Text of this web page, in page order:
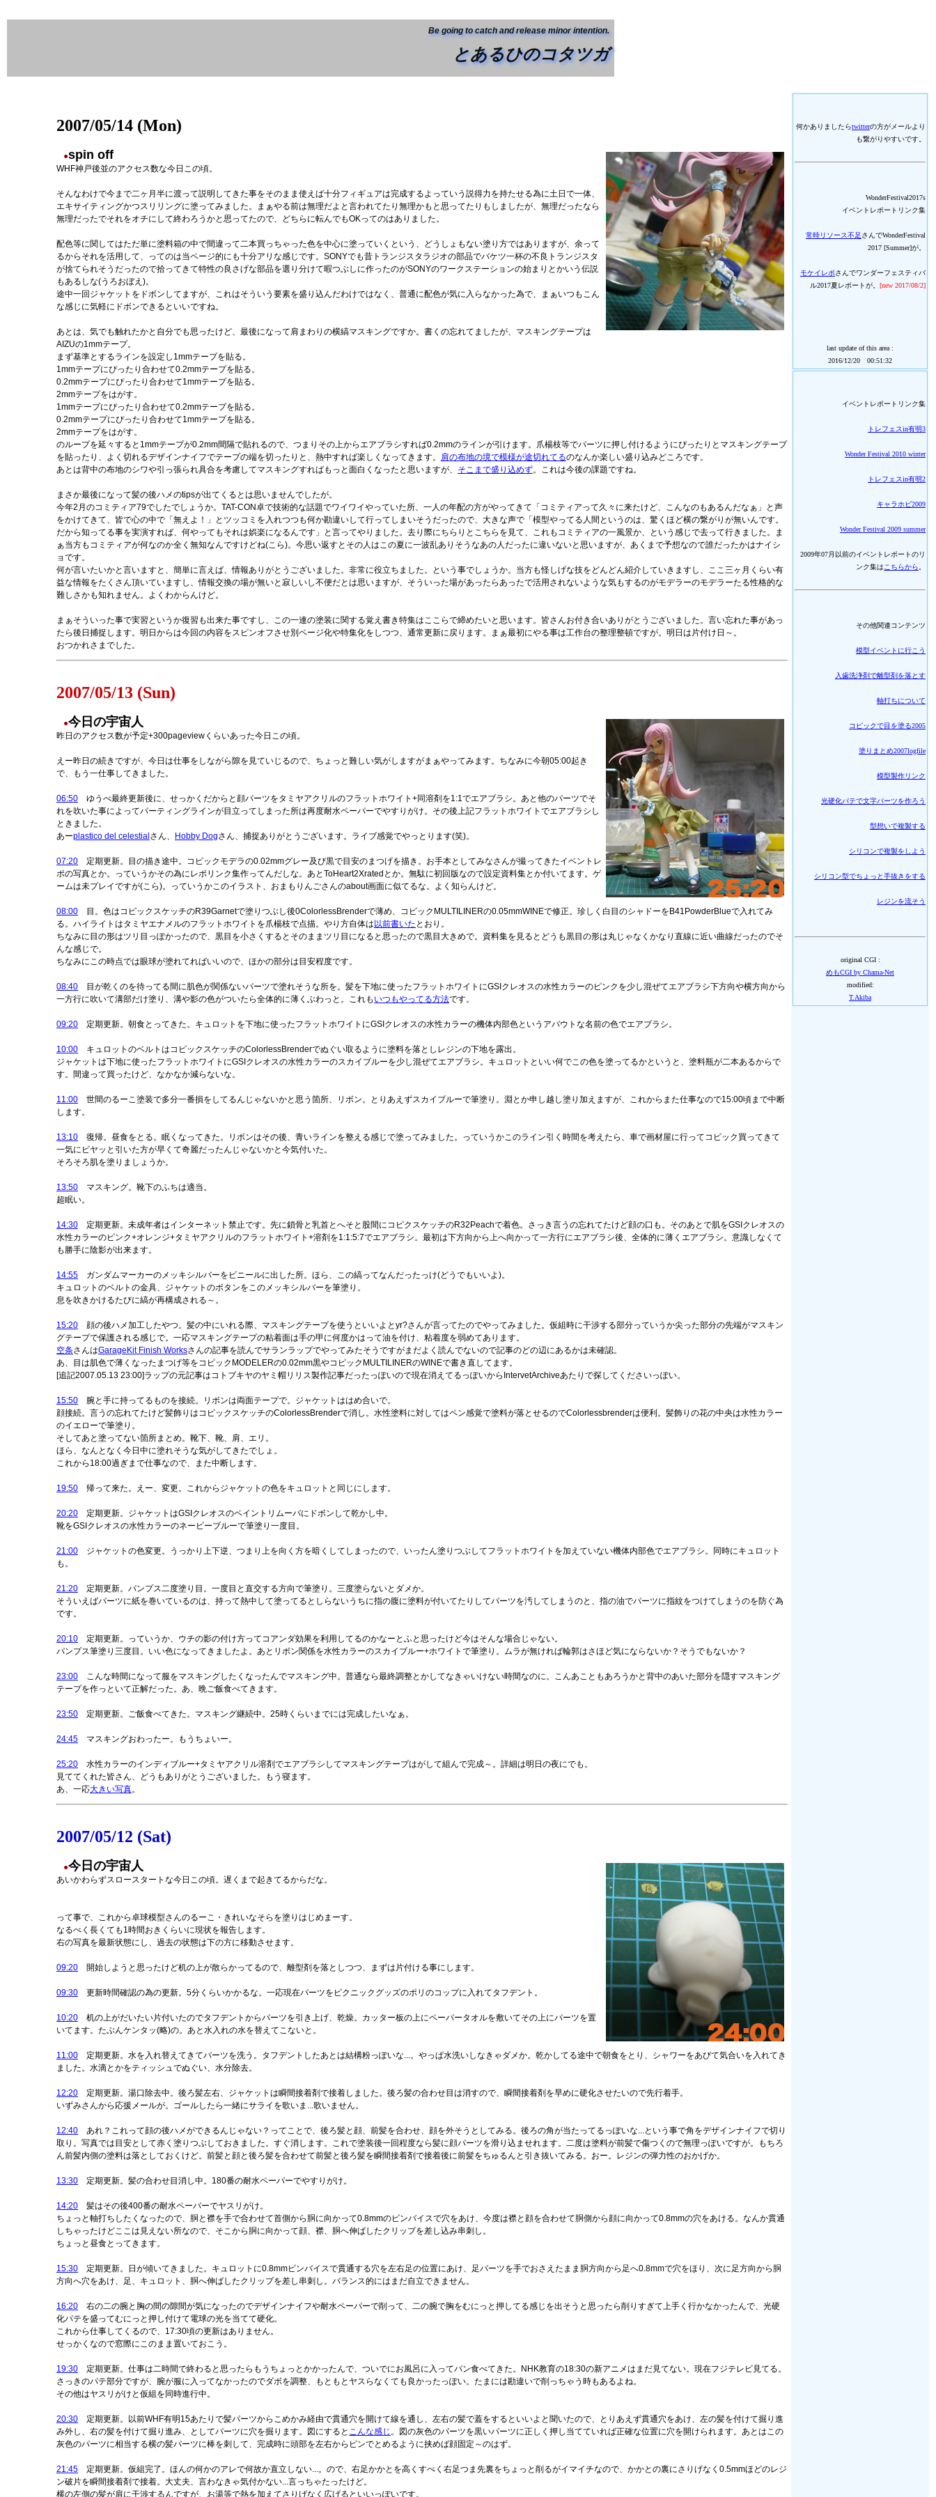
Be going to catch and release minor intention.
とあるひのコタツガ
2007/05/14 (Mon)
●spin off
WHF神戸後並のアクセス数な今日この頃。
そんなわけで今まで二ヶ月半に渡って説明してきた事をそのまま使えば十分フィギュアは完成するよっていう説得力を持たせる為に土日で一体、
エキサイティングかつスリリングに塗ってみました。まぁやる前は無理だよと言われてたり無理かもと思ってたりもしましたが、無理だったなら
無理だったでそれをオチにして終わろうかと思ってたので、どちらに転んでもOKってのはありました。
配色等に関してはただ単に塗料箱の中で間違って二本買っちゃった色を中心に塗っていくという、どうしょもない塗り方ではありますが、余って
るからそれを活用して、ってのは当ページ的にも十分アリな感じです。SONYでも昔トランジスタラジオの部品でバケツ一杯の不良トランジスタ
が捨てられそうだったので拾ってきて特性の良さげな部品を選り分けて暇つぶしに作ったのがSONYのワークステーションの始まりとかいう伝説
もあるしな(うろおぼえ)。
途中一回ジャケットをドボンしてますが、これはそういう要素を盛り込んだわけではなく、普通に配色が気に入らなかった為で、まぁいつもこん
な感じに気軽にドボンできるといいですね。
あとは、気でも触れたかと自分でも思ったけど、最後になって肩まわりの横縞マスキングですか。書くの忘れてましたが、マスキングテープは
AIZUの1mmテープ。
まず基準とするラインを設定し1mmテープを貼る。
1mmテープにぴったり合わせて0.2mmテープを貼る。
0.2mmテープにぴったり合わせて1mmテープを貼る。
2mmテープをはがす。
1mmテープにぴったり合わせて0.2mmテープを貼る。
0.2mmテープにぴったり合わせて1mmテープを貼る。
2mmテープをはがす。
のループを延々すると1mmテープが0.2mm間隔で貼れるので、つまりその上からエアブラシすれば0.2mmのラインが引けます。爪楊枝等でパーツに押し付けるようにぴったりとマスキングテープ
を貼ったり、よく切れるデザインナイフでテープの端を切ったりと、熱中すれば楽しくなってきます。 肩の布地の境で模様が途切れてるのなんか楽しい盛り込みどころです。
あとは背中の布地のシワや引っ張られ具合を考慮してマスキングすればもっと面白くなったと思いますが、 そこまで盛り込めず。これは今後の課題ですね。
まさか最後になって髪の後ハメのtipsが出てくるとは思いませんでしたが。
今年2月のコミティア79でしたでしょうか。TAT-CON卓で技術的な話題でワイワイやっていた所、一人の年配の方がやってきて「コミティアって久々に来たけど、こんなのもあるんだなぁ」と声
をかけてきて、皆で心の中で「無えよ！」とツッコミを入れつつも何か勘違いして行ってしまいそうだったので、大きな声で「模型やってる人間というのは、驚くほど横の繋がりが無いんです。
だから知ってる事を実演すれば、何やってもそれは娯楽になるんです」と言ってやりました。去り際にちらりとこちらを見て、これもコミティアの一風景か、という感じで去って行きました。ま
ぁ当方もコミティアが何なのか全く無知なんですけどね(こら)。今思い返すとその人はこの夏に一波乱ありそうなあの人だったに違いないと思いますが、あくまで予想なので誰だったかはナイシ
ョです。
何が言いたいかと言いますと、簡単に言えば、情報ありがとうございました。非常に役立ちました。という事でしょうか。当方も怪しげな技をどんどん紹介していきますし、ここ三ヶ月くらい有
益な情報をたくさん頂いていますし、情報交換の場が無いと寂しいし不便だとは思いますが、そういった場があったらあったで活用されないような気もするのがモデラーのモデラーたる性格的な
難しさかも知れません。よくわからんけど。
まぁそういった事で実習というか復習も出来た事ですし、この一連の塗装に関する覚え書き特集はここらで締めたいと思います。皆さんお付き合いありがとうございました。言い忘れた事があっ
たら後日捕捉します。明日からは今回の内容をスピンオフさせ別ページ化や特集化をしつつ、通常更新に戻ります。まぁ最初にやる事は工作台の整理整頓ですが。明日は片付け日～。
おつかれさまでした。
2007/05/13 (Sun)
●今日の宇宙人
昨日のアクセス数が予定+300pageviewくらいあった今日この頃。
えー昨日の続きですが、今日は仕事をしながら隙を見ていじるので、ちょっと難しい気がしますがまぁやってみます。ちなみに今朝05:00起き
で、もう一仕事してきました。
06:50 ゆうべ最終更新後に、せっかくだからと顔パーツをタミヤアクリルのフラットホワイト+同溶剤を1:1でエアブラシ。あと他のパーツでそ
れを吹いた事によってパーティングラインが目立ってしまった所は再度耐水ペーパーでやすりがけ。その後上記フラットホワイトでエアブラシし
ときました。
あーplastico del celestial さん、 Hobby Dogさん、捕捉ありがとうございます。ライブ感覚でやっとります(笑)。
07:20 定期更新。目の描き途中。コピックモデラの0.02mmグレー及び黒で目安のまつげを描き。お手本としてみなさんが撮ってきたイベントレ
ポの写真とか。っていうかその為にレポリンク集作ってんだしな。あとToHeart2Xratedとか。無駄に初回版なので設定資料集とか付いてます。ゲ
ームは未プレイですが(こら)。っていうかこのイラスト、おまもりんごさんのabout画面に似てるな。よく知らんけど。
08:00 目。色はコピックスケッチのR39Garnetで塗りつぶし後0ColorlessBrenderで薄め、コピックMULTILINERの0.05mmWINEで修正。珍しく白目のシャドーをB41PowderBlueで入れてみ
る。ハイライトはタミヤエナメルのフラットホワイトを爪楊枝で点描。やり方自体は 以前書いた とおり。
ちなみに目の形はツリ目っぽかったので、黒目を小さくするとそのままツリ目になると思ったので黒目大きめで。資料集を見るとどうも黒目の形は丸じゃなくかなり直線に近い曲線だったのでそ
んな感じで。
ちなみにこの時点では眼球が塗れてればいいので、ほかの部分は目安程度です。
08:40 目が乾くのを待ってる間に肌色が関係ないパーツで塗れそうな所を。髪を下地に使ったフラットホワイトにGSIクレオスの水性カラーのピンクを少し混ぜてエアブラシ下方向や横方向から
一方行に吹いて溝部だけ塗り、溝や影の色がついたら全体的に薄くぶわっと。これも いつもやってる方法です。
09:20 定期更新。朝食とってきた。キュロットを下地に使ったフラットホワイトにGSIクレオスの水性カラーの機体内部色というアバウトな名前の色でエアブラシ。
10:00 キュロットのベルトはコピックスケッチのColorlessBrenderでぬぐい取るように塗料を落としレジンの下地を露出。
ジャケットは下地に使ったフラットホワイトにGSIクレオスの水性カラーのスカイブルーを少し混ぜてエアブラシ。キュロットといい何でこの色を塗ってるかというと、塗料瓶が二本あるからで
す。間違って買ったけど、なかなか減らないな。
11:00 世間のるーこ塗装で多分一番損をしてるんじゃないかと思う箇所、リボン。とりあえずスカイブルーで筆塗り。淵とか申し越し塗り加えますが、これからまた仕事なので15:00頃まで中断
します。
13:10 復帰。昼食をとる。眠くなってきた。リボンはその後、青いラインを整える感じで塗ってみました。っていうかこのライン引く時間を考えたら、車で画材屋に行ってコピック買ってきて
一気にビヤッと引いた方が早くて奇麗だったんじゃないかと今気付いた。
そろそろ肌を塗りましょうか。
13:50 マスキング。靴下のふちは適当。
超眠い。
14:30 定期更新。未成年者はインターネット禁止です。先に鎖骨と乳首とへそと股間にコピクスケッチのR32Peachで着色。さっき言うの忘れてたけど顔の口も。そのあとで肌をGSIクレオスの
水性カラーのピンク+オレンジ+タミヤアクリルのフラットホワイト+溶剤を1:1:5:7でエアブラシ。最初は下方向から上へ向かって一方行にエアブラシ後、全体的に薄くエアブラシ。意識しなくて
も勝手に陰影が出来ます。
14:55 ガンダムマーカーのメッキシルバーをビニールに出した所。ほら、この縞ってなんだったっけ(どうでもいいよ)。
キュロットのベルトの金具、ジャケットのボタンをこのメッキシルバーを筆塗り。
息を吹きかけるたびに縞が再構成される～。
15:20 顔の後ハメ加工したやつ。髪の中にいれる際、マスキングテープを使うといいよとyr?さんが言ってたのでやってみました。仮組時に干渉する部分っていうか尖った部分の先端がマスキン
グテープで保護される感じで。一応マスキングテープの粘着面は手の甲に何度かはって油を付け、粘着度を弱めてあります。
空条さんはGarageKit Finish Worksさんの記事を読んでサランラップでやってみたそうですがまだよく読んでないので記事のどの辺にあるかは未確認。
あ、目は肌色で薄くなったまつげ等をコピックMODELERの0.02mm黒やコピックMULTILINERのWINEで書き直してます。
[追記2007.05.13 23:00]ラップの元記事はコトブキヤのヤミ帽リリス製作記事だったっぽいので現在消えてるっぽいからIntervetArchiveあたりで探してくださいっぽい。
15:50 腕と手に持ってるものを接続。リボンは両面テープで。ジャケットははめ合いで。
顔接続。言うの忘れてたけど髪飾りはコピックスケッチのColorlessBrenderで消し。水性塗料に対してはペン感覚で塗料が落とせるのでColorlessbrenderは便利。髪飾りの花の中央は水性カラー
のイエローで筆塗り。
そしてあと塗ってない箇所まとめ。靴下、靴、肩、エリ。
ほら、なんとなく今日中に塗れそうな気がしてきたでしょ。
これから18:00過ぎまで仕事なので、また中断します。
19:50 帰って来た。えー、変更。これからジャケットの色をキュロットと同じにします。
20:20 定期更新。ジャケットはGSIクレオスのペイントリムーバにドボンして乾かし中。
靴をGSIクレオスの水性カラーのネービーブルーで筆塗り一度目。
21:00 ジャケットの色変更。うっかり上下逆、つまり上を向く方を暗くしてしまったので、いったん塗りつぶしてフラットホワイトを加えていない機体内部色でエアブラシ。同時にキュロット
も。
21:20 定期更新。パンプス二度塗り目。一度目と直交する方向で筆塗り。三度塗らないとダメか。
そういえばパーツに紙を巻いているのは、持って熱中して塗ってるとしらないうちに指の腹に塗料が付いてたりしてパーツを汚してしまうのと、指の油でパーツに指紋をつけてしまうのを防ぐ為
です。
20:10 定期更新。っていうか、ウチの影の付け方ってコアンダ効果を利用してるのかなーとふと思ったけど今はそんな場合じゃない。
パンプス筆塗り三度目。いい色になってきましたよ。あとリボン関係を水性カラーのスカイブルー+ホワイトで筆塗り。ムラが無ければ輪郭はさほど気にならないか？そうでもないか？
23:00 こんな時間になって服をマスキングしたくなったんでマスキング中。普通なら最終調整とかしてなきゃいけない時間なのに。こんあこともあろうかと背中のあいた部分を隠すマスキング
テープを作っといて正解だった。あ、晩ご飯食べてきます。
23:50 定期更新。ご飯食べてきた。マスキング継続中。25時くらいまでには完成したいなぁ。
24:45 マスキングおわったー。もうちょいー。
25:20 水性カラーのインディブルー+タミヤアクリル溶剤でエアブラシしてマスキングテープはがして組んで完成～。詳細は明日の夜にでも。
見ててくれた皆さん、どうもありがとうございました。もう寝ます。
あ、一応大きい写真。
2007/05/12 (Sat)
●今日の宇宙人
あいかわらずスロースタートな今日この頃。遅くまで起きてるからだな。
って事で、これから卓球模型さんのるーこ・きれいなそらを塗りはじめまーす。
なるべく長くても1時間おきくらいに現状を報告します。
右の写真を最新状態にし、過去の状態は下の方に移動させます。
09:20 開始しようと思ったけど机の上が散らかってるので、離型剤を落としつつ、まずは片付ける事にします。
09:30 更新時間確認の為の更新。5分くらいかかるな。一応現在パーツをピクニックグッズのポリのコップに入れてタフデント。
10:20 机の上がだいたい片付いたのでタフデントからパーツを引き上げ、乾燥。カッター板の上にペーパータオルを敷いてその上にパーツを置
いてます。たぶんケンタッ(略)の。あと水入れの水を替えてこないと。
11:00 定期更新。水を入れ替えてきてパーツを洗う。タフデントしたあとは結構粉っぽいな...。やっぱ水洗いしなきゃダメか。乾かしてる途中で朝食をとり、シャワーをあびて気合いを入れてき
ました。水滴とかをティッシュでぬぐい、水分除去。
12:20 定期更新。湯口除去中。後ろ髪左右、ジャケットは瞬間接着剤で接着しました。後ろ髪の合わせ目は消すので、瞬間接着剤を早めに硬化させたいので先行着手。
いずみさんから応援メールが。ゴールしたら一緒にサライを歌いま...歌いません。
12:40 あれ？これって顔の後ハメができるんじゃない？ってことで、後ろ髪と顔、前髪を合わせ、顔を外そうとしてみる。後ろの角が当たってるっぽいな...という事で角をデザインナイフで切り
取り。写真では目安として赤く塗りつぶしておきました。すぐ消します。これで塗装後一回程度なら髪に顔パーツを滑り込ませれます。二度は塗料が前髪で傷つくので無理っぽいですが。もちろ
ん前髪内側の塗料は落としておくけど。前髪と顔と後ろ髪を合わせて前髪と後ろ髪を瞬間接着剤で接着後に前髪をちゅるんと引き抜いてみる。おー。レジンの弾力性のおかげか。
13:30 定期更新。髪の合わせ目消し中。180番の耐水ペーパーでやすりがけ。
14:20 髪はその後400番の耐水ペーパーでヤスリがけ。
ちょっと軸打ちしたくなったので、胴と襟を手で合わせて首側から胴に向かって0.8mmのピンバイスで穴をあけ、今度は襟と顔を合わせて胴側から顔に向かって0.8mmの穴をあける。なんか貫通
しちゃったけどここは見えない所なので、そこから胴に向かって顔、襟、胴へ伸ばしたクリップを差し込み串刺し。
ちょっと昼食とってきます。
15:30 定期更新。日が傾いてきました。キュロットに0.8mmピンバイスで貫通する穴を左右足の位置にあけ、足パーツを手でおさえたまま胴方向から足へ0.8mmで穴をほり、次に足方向から胴
方向へ穴をあけ、足、キュロット、胴へ伸ばしたクリップを差し串刺し。バランス的にはまだ自立できません。
16:20 右の二の腕と胸の間の隙間が気になったのでデザインナイフや耐水ペーパーで削って、二の腕で胸をむにっと押してる感じを出そうと思ったら削りすぎて上手く行かなかったんで、光硬
化パテを盛ってむにっと押し付けて電球の光を当てて硬化。
これから仕事してくるので、17:30頃の更新はありません。
せっかくなので窓際にこのまま置いておこう。
19:30 定期更新。仕事は二時間で終わると思ったらもうちょっとかかったんで、ついでにお風呂に入ってパン食べてきた。NHK教育の18:30の新アニメはまだ見てない。現在フジテレビ見てる。
さっきのパテ部分ですが、腕が服に入ってなかったのでダボを調整、もともとヤスらなくても良かったっぽい。たまには勘違いで削っちゃう時もあるよね。
その他はヤスリがけと仮組を同時進行中。
20:30 定期更新。以前WHF有明15あたりで髪パーツからこめかみ経由で貫通穴を開けて線を通し、左右の髪で蓋をするといいよと聞いたので、とりあえず貫通穴をあけ、左の髪を付けて掘り進
み外し、右の髪を付けて掘り進み、としてパーツに穴を掘ります。図にすると こんな感じ 。図の灰色のパーツを黒いパーツに正しく押し当てていれば正確な位置に穴を開けられます。あとはこの
灰色のパーツに相当する横の髪パーツに棒を刺して、完成時に頭部を左右からピンでとめるように挟めば顔固定～のはず。
21:45 定期更新。仮組完了。ほんの何かのアレで何故か直立しない...。ので、右足かかとを高くすべく右足つま先裏をちょっと削るがイマイチなので、かかとの裏にさりげなく0.5mmほどのレジ
ン破片を瞬間接着剤で接着。大丈夫、言わなきゃ気付かない...言っちゃたったけど。
横の左側の髪が肩に干渉するんですが、お湯等で熱を加えてさりげなく広げるといいっぽいです。
何かありましたらtwitterの方がメールより
も繋がりやすいです。
WonderFestival2017s
イベントレポートリンク集
常時リソース不足さんでWonderFestival
2017 [Summer]が。
モケイレポさんでワンダーフェスティバ
ル2017夏レポートが。 [new 2017/08/2]
last update of this area :
2016/12/20 00:51:32
イベントレポートリンク集
トレフェスin有明3
Wonder Festival 2010 winter
トレフェスin有明2
キャラホビ2009
Wonder Festival 2009 summer
2009年07月以前のイベントレポートのリ
ンク集は こちらから
その他関連コンテンツ
模型イベントに行こう
入歯洗浄剤で離型剤を落とす
軸打ちについて
コピックで目を塗る2005
塗りまとめ2007logfile
模型製作リンク
光硬化パテで文字パーツを作ろう
型想いで複製する
シリコンで複製をしよう
シリコン型でちょっと手抜きをする
レジンを流そう
original CGI :
めもCGI by Chama-Net
modified:
T.Akiba